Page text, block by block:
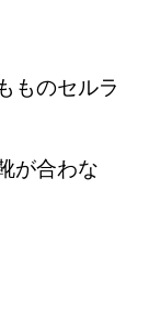
ものセルラ
が合わな